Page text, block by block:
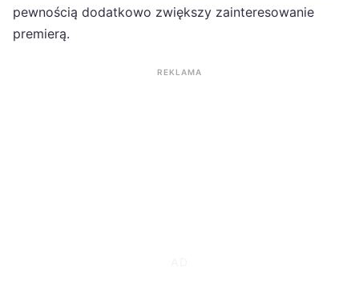
pewnością dodatkowo zwiększy zainteresowanie
premierą.
REKLAMA